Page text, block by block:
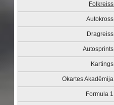
Folkreiss
Autokross
Dragreiss
Autosprints
Kartings
Okartes Akadēmija
Formula 1